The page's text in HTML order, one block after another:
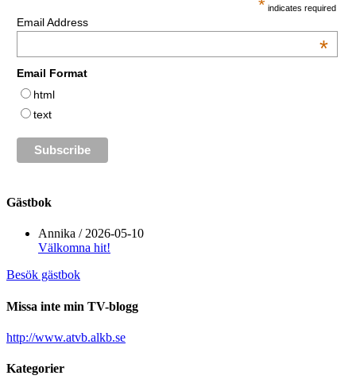
* indicates required
Email Address
*
Email Format
html
text
Gästbok
Annika / 2026-05-10
Välkomna hit!
Besök gästbok
Missa inte min TV-blogg
http://www.atvb.alkb.se
Kategorier